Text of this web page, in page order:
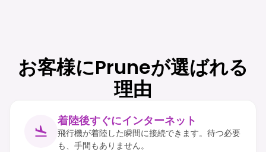
お客様にPruneが選ばれる
理由
着陸後すぐにインターネット
飛行機が着陸した瞬間に接続できます。待つ必要
も、手間もありません。